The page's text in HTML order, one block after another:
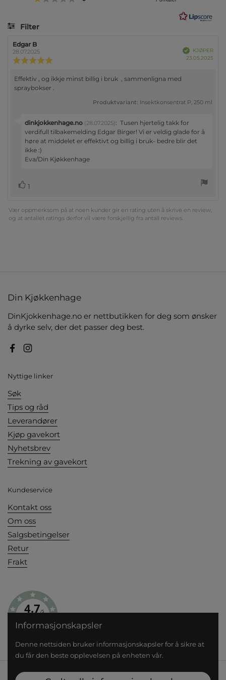
5
Filter
Forfatter:
Edgar B
28.07.2025
av
mulige
VerifisertKJØPER
23.05.2025
Omtaletekst:
Effektiv , og ikkje minst billig i bruk , sammenligna med
spraybokser .
Produktvariant: Insektkonsentrat P, 250 ml
Svar
fra:
dinkjokkenhage.no (28.07.2025) : Tusen hjertelig takk for
verdifull tilbakemelding Edgar Birger! Vi er veldig glade for å
høre at middelet er effektivt og billig i bruk- bedre blir det
ikke :)
Eva/Din Kjøkkenhage
Liker
1
Vær oppmerksom på at noen kunder gir en rating uten å skrive en review,
og at antallet ratings derfor vil være forskjellig fra antall reviews.
Din Kjøkkenhage
DinKjokkenhage.no er nettbutikken for deg som ønsker
å dyrke selv, der det passer deg best.
FacebookInstagram
Nyttige linker
Søk
Tips og råd
Leverandører
Kjøp gavekort
Nyhetsbrev
Trekning av gavekort
Kundeservice
Kontakt oss
Om oss
Salgsbetingelser
Retur
Frakt
4.7/5
Opphavsrett © 2026Din Kjøkkenhage.
Informasjonskapsler
Denne nettsiden bruker informasjonskapsler for å sikre at
du får den beste opplevelsen på enheten vår.